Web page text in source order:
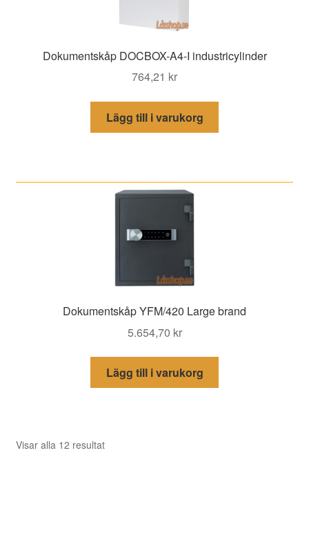
Dokumentskåp DOCBOX-A4-I industricylinder
764,21 kr
Lägg till i varukorg
Dokumentskåp YFM/420 Large brand
5.654,70 kr
Lägg till i varukorg
Visar alla 12 resultatSortera